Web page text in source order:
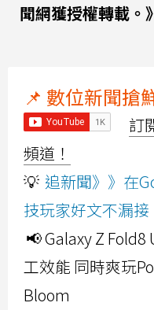
聞網獲授權轉載。》
📌 數位新聞搶
訂
頻道！
💡 追新聞》》在
技玩家好文不漏接
📢 Galaxy Z
工效能 同時爽玩
Bloom